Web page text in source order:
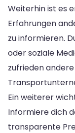
Weiterhin ist es
Erfahrungen
zu informieren.
oder soziale
zufrieden
Ein weiterer
Informiere dich
transparente